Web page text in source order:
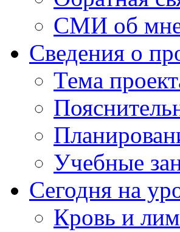
СМИ об
Сведения о
Тема
Учебные
Сегодня на
Кровь и